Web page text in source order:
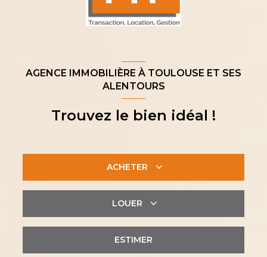
AGENCE IMMOBILIÈRE À TOULOUSE ET SES
ALENTOURS
Trouvez le bien idéal !
ACHETER
LOUER
ESTIMER